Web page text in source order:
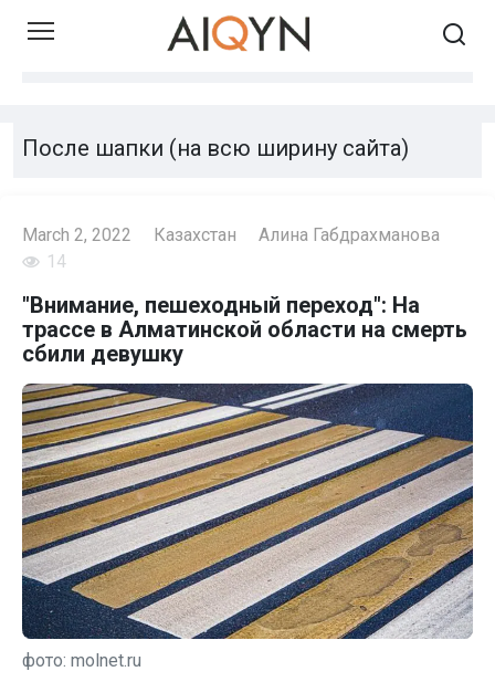
Skip
После шапки (на всю ширину сайта)
March 2, 2022 Казахстан
Алина Габдрахманова
14
"Внимание, пешеходный переход": На
трассе в Алматинской области на смерть
сбили девушку
фото: molnet.ru